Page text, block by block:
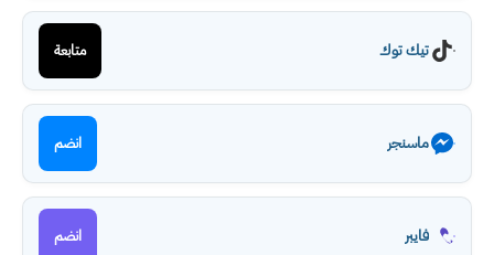
تيك توك متابعة
ماسنجر انضم
فايبر انضم